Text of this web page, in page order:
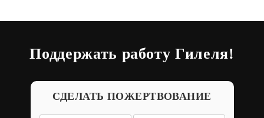
Поддержать работу Гилеля!
СДЕЛАТЬ ПОЖЕРТВОВАНИЕ